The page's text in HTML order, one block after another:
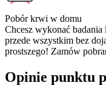
Pobór krwi w domu
Chcesz wykonać
przede wszystkim bez
prostszego! Zamów
Opinie punktu